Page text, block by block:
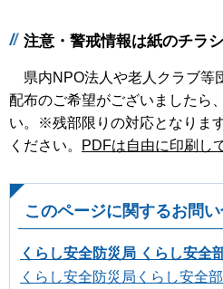
注意・警戒情報は紙のチラ
県内NPO法人や老人クラブ等
配布のご希望がございましたら
い。※残部限りの対応となりま
ください。
PDFは自由に印刷し
このページに関するお問
くらし安全防災局 くらし安全
くらし安全防災局くらし安全